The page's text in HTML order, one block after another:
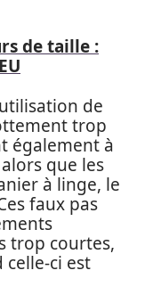
de taille :
de
trop
également à
que les
à linge, le
faux pas
trop courtes,
ci est